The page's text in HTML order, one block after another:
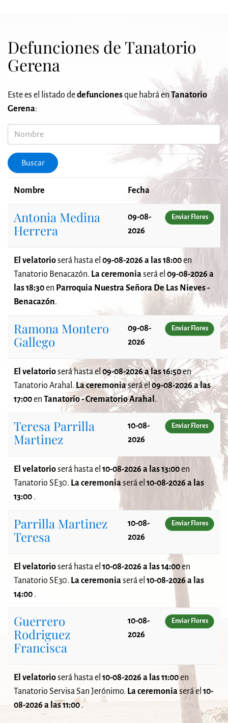
Defunciones de Tanatorio
Gerena
Este es el listado dedefuncionesque habrá en Tanatorio
Gerena:
Nombre
Buscar
Nombre Fecha
Antonia Medina
Herrera
09-08-
2026
Enviar Flores
El velatorioserá hasta el 09-08-2026 a las 18:00en
Tanatorio Benacazón. La ceremoniaserá el 09-08-2026 a
las 18:30en Parroquia Nuestra Señora De Las Nieves -
Benacazón.
Ramona Montero
Gallego
09-08-
2026
Enviar Flores
El velatorioseráhasta el09-08-2026 a las 16:50en
Tanatorio Arahal. La ceremoniaserá el09-08-2026 a las
17:00en Tanatorio - Crematorio Arahal .
Teresa Parrilla
Martinez
10-08-
2026
Enviar Flores
El velatorioserá hasta el 10-08-2026 a las 13:00en
Tanatorio SE30. La ceremoniaserá el 10-08-2026 a las
13:00 .
Parrilla Martinez
Teresa
10-08-
2026
Enviar Flores
El velatorioserá hasta el 10-08-2026 a las 14:00en
Tanatorio SE30. La ceremoniaserá el 10-08-2026 a las
14:00 .
Guerrero
Rodriguez
Francisca
10-08-
2026
Enviar Flores
El velatorioserá hasta el 10-08-2026 a las 11:00en
Tanatorio Servisa San Jerónimo. La ceremoniaserá el 10-
08-2026 a las 11:00 .